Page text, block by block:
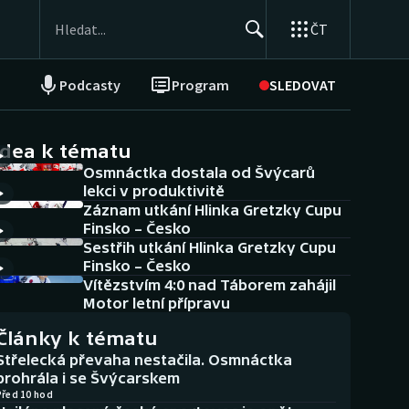
ČT
Podcasty Program SLEDOVAT
NEPŘEHLÉDNĚTE
Historické návraty
Aplikace ČT sport
AZ kvíz
k tématu
Osmnáctka dostala od Švýcarů
lekci v produktivitě
Záznam utkání Hlinka Gretzky Cupu
Finsko – Česko
Sestřih utkání Hlinka Gretzky Cupu
Finsko – Česko
Vítězstvím 4:0 nad Táborem zahájil
Motor letní přípravu
k tématu
převaha nestačila. Osmnáctka
i se Švýcarskem
10 hod